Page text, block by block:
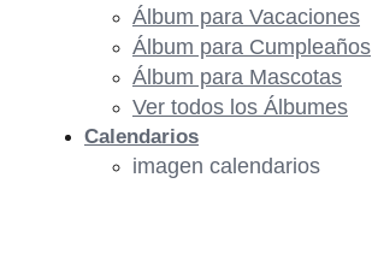
Álbum para Vacaciones
Álbum para Cumpleaños
Álbum para Mascotas
Ver todos los Álbumes
Calendarios
imagen calendarios